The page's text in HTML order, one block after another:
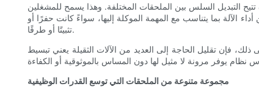
التبديل السلس بين الملحقات المختلفة. وهذا يسمح للمشغلين
الآلة بما يتناسب مع المهمة الموكلة إليها، سواءً كانت حفرًا أو
تثبيتًا أو طرقًا.
فإن تقليل الحاجة إلى العديد من الآلات الثقيلة يعني تبسيط
مجموعة متنوعة من الملحقات التي توسع القدرات الوظيفية